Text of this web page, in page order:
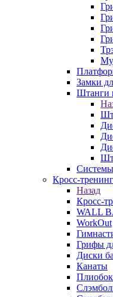
Замки
Штанги
Кросс-тренинг
Назад
Кросс-
WALL
WorkOut
Грифы
Диски
Канаты